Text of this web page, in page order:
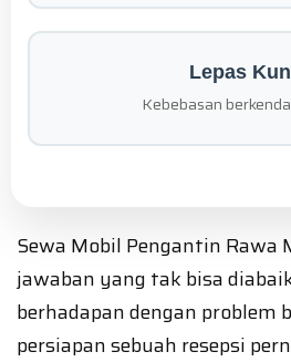
Lepas
Kebebasan
Sewa Mobil Pengantin Rawa
jawaban yang tak bisa
berhadapan dengan problem
persiapan sebuah resepsi